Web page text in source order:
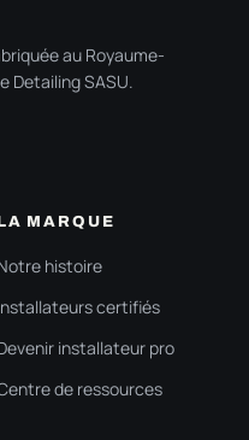
au Royaume-
Detailing SASU.
LA MARQUE
histoire
certifiés
installateur pro
de ressources